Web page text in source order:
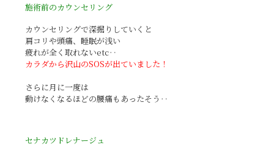
施術前のカウンセリング
カウンセリングで深掘りしていくと
肩コリや頭痛、睡眠が浅い
疲れが全く取れないetc‥
カラダから沢山のSOSが出ていました！
さらに月に一度は
動けなくなるほどの腰痛もあったそう‥
セナカツドレナージュ